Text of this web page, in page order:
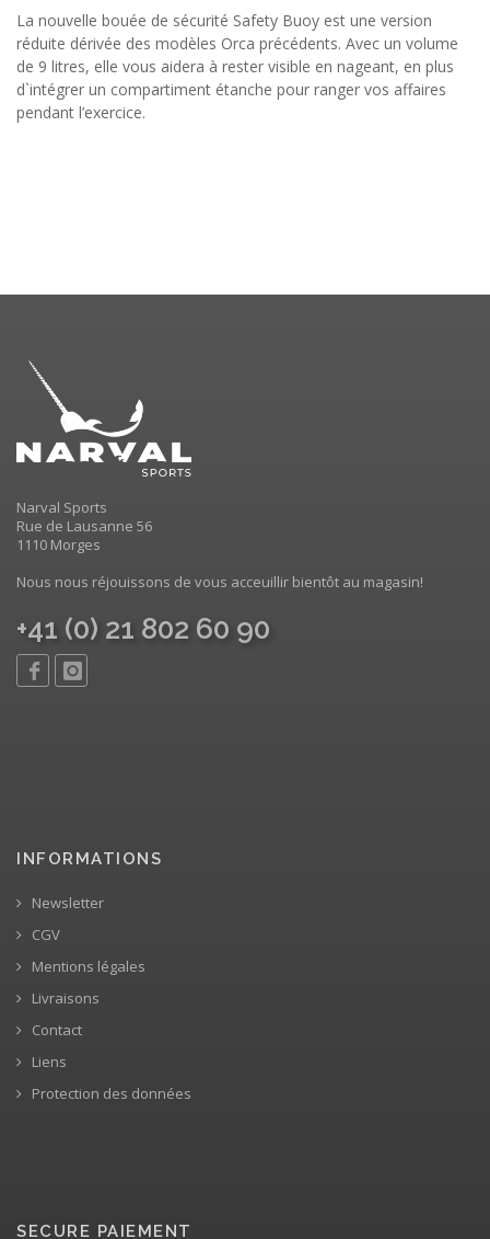
La nouvelle bouée de sécurité Safety Buoy est une version
réduite dérivée des modèles Orca précédents. Avec un volume
de 9 litres, elle vous aidera à rester visible en nageant, en plus
d`intégrer un compartiment étanche pour ranger vos affaires
pendant l’exercice.
Narval Sports
Rue de Lausanne 56
1110 Morges
Nous nous réjouissons de vous acceuillir bientôt au magasin!
+41 (0) 21 802 60 90
INFORMATIONS
Newsletter
CGV
Mentions légales
Livraisons
Contact
Liens
Protection des données
SECURE PAIEMENT